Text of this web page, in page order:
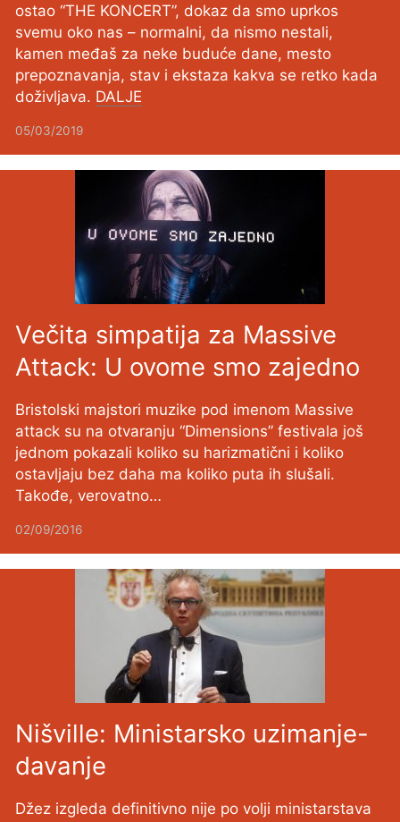
ostao “THE KONCERT”, dokaz da smo uprkos
svemu oko nas – normalni, da nismo nestali,
kamen međaš za neke buduće dane, mesto
prepoznavanja, stav i ekstaza kakva se retko kada
doživljava. DALJE
05/03/2019
Večita simpatija za Massive
Attack: U ovome smo zajedno
Bristolski majstori muzike pod imenom Massive
attack su na otvaranju “Dimensions” festivala još
jednom pokazali koliko su harizmatični i koliko
ostavljaju bez daha ma koliko puta ih slušali.
Takođe, verovatno…
02/09/2016
Nišville: Ministarsko uzimanje-
davanje
Džez izgleda definitivno nije po volji ministarstava